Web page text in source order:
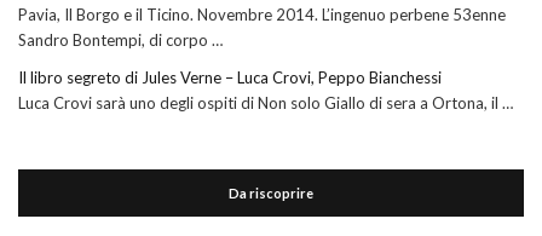
Pavia, Il Borgo e il Ticino. Novembre 2014. L’ingenuo perbene 53enne
Sandro Bontempi, di corpo …
Il libro segreto di Jules Verne – Luca Crovi, Peppo Bianchessi
Luca Crovi sarà uno degli ospiti di Non solo Giallo di sera a Ortona, il …
Da riscoprire